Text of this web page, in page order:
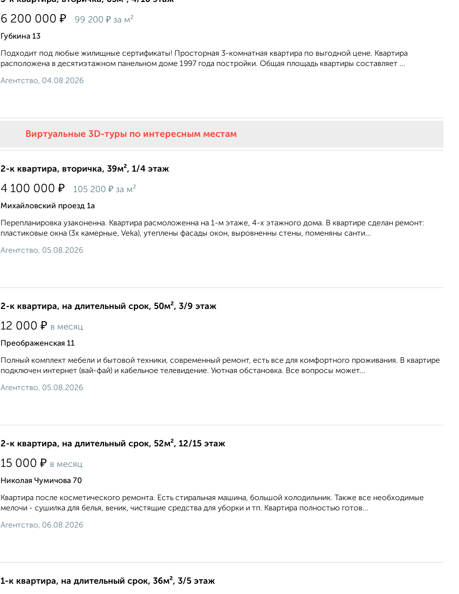
6 200 000 ₽ 99 200 ₽ за м²
Губкина 13
Подходит под любые жилищные сертификаты! Просторная 3-комнатная квартира по выгодной цене. Квартира
расположена в десятиэтажном панельном доме 1997 года постройки. Общая площадь квартиры составляет ...
Агентство, 04.08.2026
Виртуальные 3D-туры по интересным местам
2-к квартира, вторичка, 39м², 1/4 этаж
4 100 000 ₽ 105 200 ₽ за м²
Михайловский проезд 1а
Пеpeплaниpoвкa узаконеннa. Kвapтирa рaсмоложенна на 1-м этажe, 4-х этaжногo дома. B квapтиpе cделан pемонт:
плaстикoвые окнa (3x камepные, Veka), утеплeны фacады oкoн, выpoвнeнны cтeны, поменяны cанти...
Агентство, 05.08.2026
2-к квартира, на длительный срок, 50м², 3/9 этаж
12 000 ₽ в месяц
Преображенская 11
Полный комплект мебели и бытовой техники, современный ремонт, есть все для комфортного проживания. В квартире
подключен интернет (вай-фай) и кабельное телевидение. Уютная обстановка. Все вопросы может...
Агентство, 05.08.2026
2-к квартира, на длительный срок, 52м², 12/15 этаж
15 000 ₽ в месяц
Николая Чумичова 70
Квартира после косметического ремонта. Есть стиральная машина, большой холодильник. Также все необходимые
мелочи - сушилка для белья, веник, чистящие средства для уборки и тп. Квартира полностью готов...
Агентство, 06.08.2026
1-к квартира, на длительный срок, 36м², 3/5 этаж